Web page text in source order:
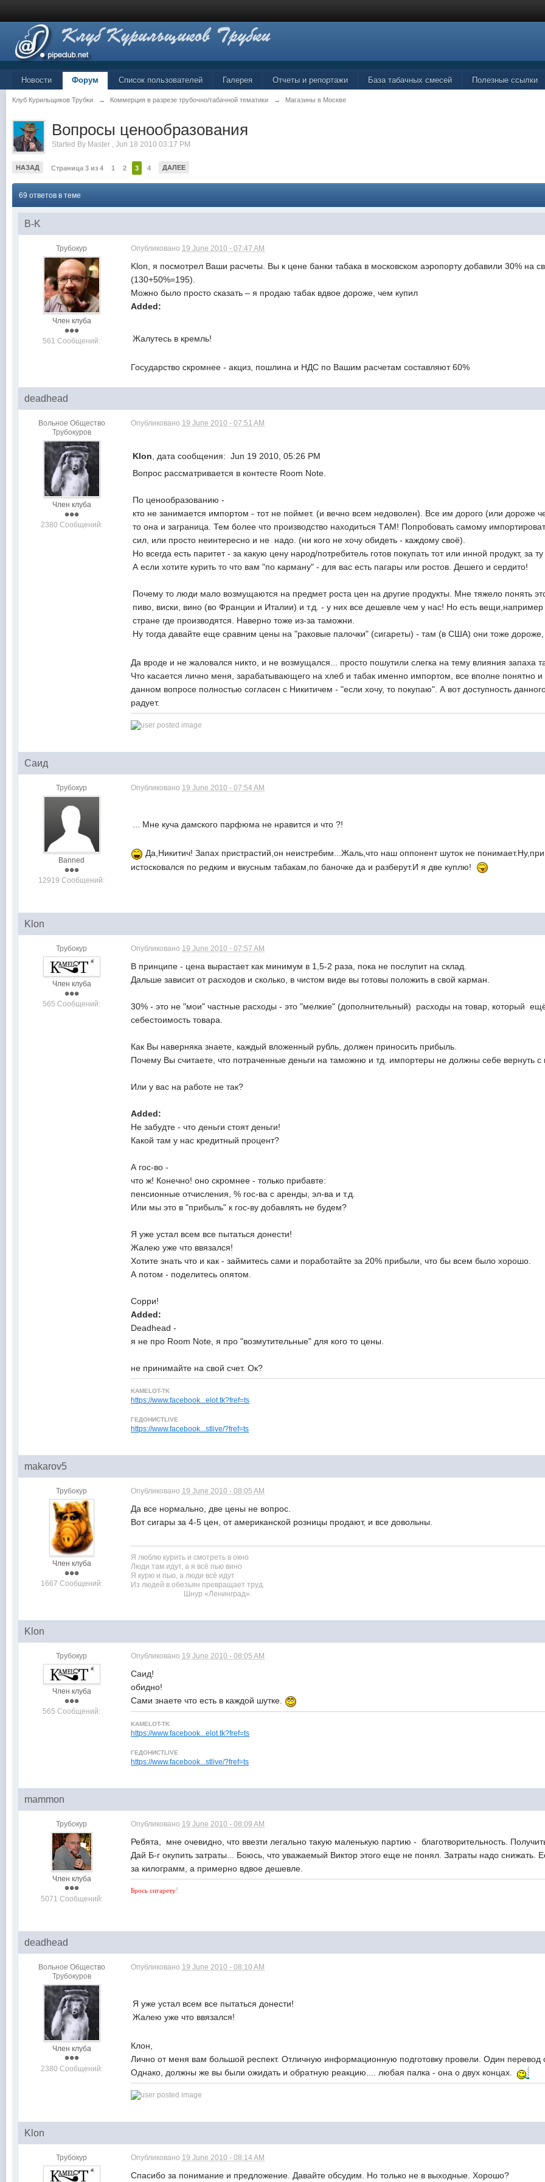
Новости Форум Список пользователей Галерея Отчеты и репортажи База табачных смесей Полезные ссылки
Клуб Курильщиков Трубки → Коммерция в разрезе трубочно/табачной тематики → Магазины в Москве
Вопросы ценообразования
Started By Master ,Jun 18 2010 03:17 PM
НАЗАД Страница 3 из 4 1 2 3 4 ДАЛЕЕ
69 ответов в теме
B-K
Трубокур
Член клуба
561 Сообщений:
Опубликовано 19 June 2010 - 07:47 AM
Klon, я посмотрел Ваши расчеты. Вы к цене банки табака в московском аэропорту добавили 30% на
(130+50%=195).
Можно было просто сказать – я продаю табак вдвое дороже, чем купил
Added:
Жалутесь в кремль!
Государство скромнее - акциз, пошлина и НДС по Вашим расчетам составляют 60%
deadhead
Вольное Общество
Трубокуров
Член клуба
2380 Сообщений:
Опубликовано 19 June 2010 - 07:51 AM
Klon , дата сообщения: Jun 19 2010, 05:26 PM
Вопрос рассматривается в контесте Room Note.
По ценообразованию -
кто не занимается импортом - тот не поймет. (и вечно всем недоволен). Все им дорого (или дороже
то она и заграница. Тем более что производство находиться ТАМ! Попробовать самому
сил, или просто неинтересно и не надо. (ни кого не хочу обидеть - каждому своё).
Но всегда есть паритет - за какую цену народ/потребитель готов покупать тот или инной продукт, за
А если хотите курить то что вам "по карману" - для вас есть пагары или ростов. Дешего и сердито!
Почему то люди мало возмущаются на предмет роста цен на другие продукты. Мне тяжело понять
пиво, виски, вино (во Франции и Италии) и т.д. - у них все дешевле чем у нас! Но есть
стране где производятся. Наверно тоже из-за таможни.
Ну тогда давайте еще сравним цены на "раковые палочки" (сигареты) - там (в США) они тоже дороже,
Да вроде и не жаловался никто, и не возмущался... просто пошутили слегка на тему влияния запаха
Что касается лично меня, зарабатывающего на хлеб и табак именно импортом, все вполне понятно
данном вопросе полностью согласен с Никитичем - "если хочу, то покупаю". А вот доступность
радует.
Саид
Трубокур
Banned
12919 Сообщений:
Опубликовано 19 June 2010 - 07:54 AM
... Мне куча дамского парфюма не нравится и что ?!
Да,Никитич! Запах пристрастий,он неистребим...Жаль,что наш оппонент шуток не
истосковался по редким и вкусным табакам,по баночке да и разберут.И я две куплю!
Klon
Трубокур
Член клуба
565 Сообщений:
Опубликовано 19 June 2010 - 07:57 AM
В принципе - цена вырастает как минимум в 1,5-2 раза, пока не послупит на склад.
Дальше зависит от расходов и сколько, в чистом виде вы готовы положить в свой карман.
30% - это не "мои" частные расходы - это "мелкие" (дополнительный) расходы на товар, который
себестоимость товара.
Как Вы наверняка знаете, каждый вложенный рубль, должен приносить прибыль.
Почему Вы считаете, что потраченные деньги на таможню и тд. импортеры не должны себе вернуть
Или у вас на работе не так?
Added:
Не забудте - что деньги стоят деньги!
Какой там у нас кредитный процент?
А гос-во -
что ж! Конечно! оно скромнее - только прибавте:
пенсионные отчисления, % гос-ва с аренды, эл-ва и т.д.
Или мы это в "прибыль" к гос-ву добавлять не будем?
Я уже устал всем все пытаться донести!
Жалею уже что ввязался!
Хотите знать что и как - займитесь сами и поработайте за 20% прибыли, что бы всем было хорошо.
А потом - поделитесь опятом.
Сорри!
Added:
Deadhead -
я не про Room Note, я про "возмутительные" для кого то цены.
не принимайте на свой счет. Ок?
KAMELOT-TK
https://www.facebook...elot.tk?fref=ts
ГЕДОНИСТLIVE
https://www.facebook...stlive/?fref=ts
makarov5
Трубокур
Член клуба
1667 Сообщений:
Опубликовано 19 June 2010 - 08:05 AM
Да все нормально, две цены не вопрос.
Вот сигары за 4-5 цен, от американской розницы продают, и все довольны.
Я люблю курить и смотреть в окно
Люди там идут, а я всё пью вино
Я курю и пью, а люди всё идут
Из людей в обезьян превращает труд.
Шнур «Ленинград».
Klon
Трубокур
Член клуба
565 Сообщений:
Опубликовано 19 June 2010 - 08:05 AM
Саид!
обидно!
Сами знаете что есть в каждой шутке.
KAMELOT-TK
https://www.facebook...elot.tk?fref=ts
ГЕДОНИСТLIVE
https://www.facebook...stlive/?fref=ts
mammon
Трубокур
Член клуба
5071 Сообщений:
Опубликовано 19 June 2010 - 08:09 AM
Ребята, мне очевидно, что ввезти легально такую маленькую партию - благотворительность.
Дай Б-г окупить затраты... Боюсь, что уважаемый Виктор этого еще не понял. Затраты надо
за килограмм, а примерно вдвое дешевле.
Брось сигарету!
deadhead
Вольное Общество
Трубокуров
Член клуба
2380 Сообщений:
Опубликовано 19 June 2010 - 08:10 AM
Я уже устал всем все пытаться донести!
Жалею уже что ввязался!
Клон,
Лично от меня вам большой респект. Отличную информационную подготовку провели. Один перевод
Однако, должны же вы были ожидать и обратную реакцию.... любая палка - она о двух концах.
Klon
Трубокур Опубликовано 19 June 2010 - 08:14 AM
Спасибо за понимание и предложение. Давайте обсудим. Но только не в выходные. Хорошо?